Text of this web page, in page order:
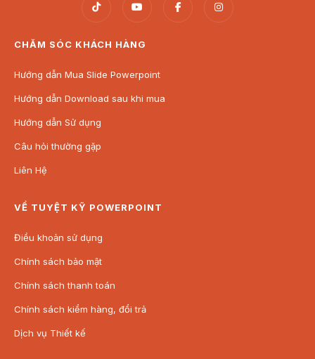
CHĂM SÓC KHÁCH HÀNG
Hướng dẫn Mua Slide Powerpoint
Hướng dẫn Download sau khi mua
Hướng dẫn Sử dụng
Câu hỏi thường gặp
Liên Hệ
VỀ TUYỆT KỸ POWERPOINT
Điều khoản sử dụng
Chính sách bảo mật
Chính sách thanh toán
Chính sách kiểm hàng, đổi trả
Dịch vụ Thiết kế